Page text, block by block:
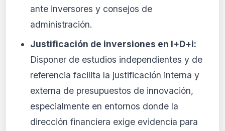
ante inversores y consejos de
administración.
Justificación de inversiones en I+D+i:
Disponer de estudios independientes y de
referencia facilita la justificación interna y
externa de presupuestos de innovación,
especialmente en entornos donde la
dirección financiera exige evidencia para